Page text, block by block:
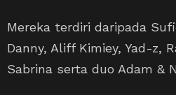
Mereka terdiri daripada
Danny, Aliff Kimiey, Yad-z,
Sabrina serta duo Adam &